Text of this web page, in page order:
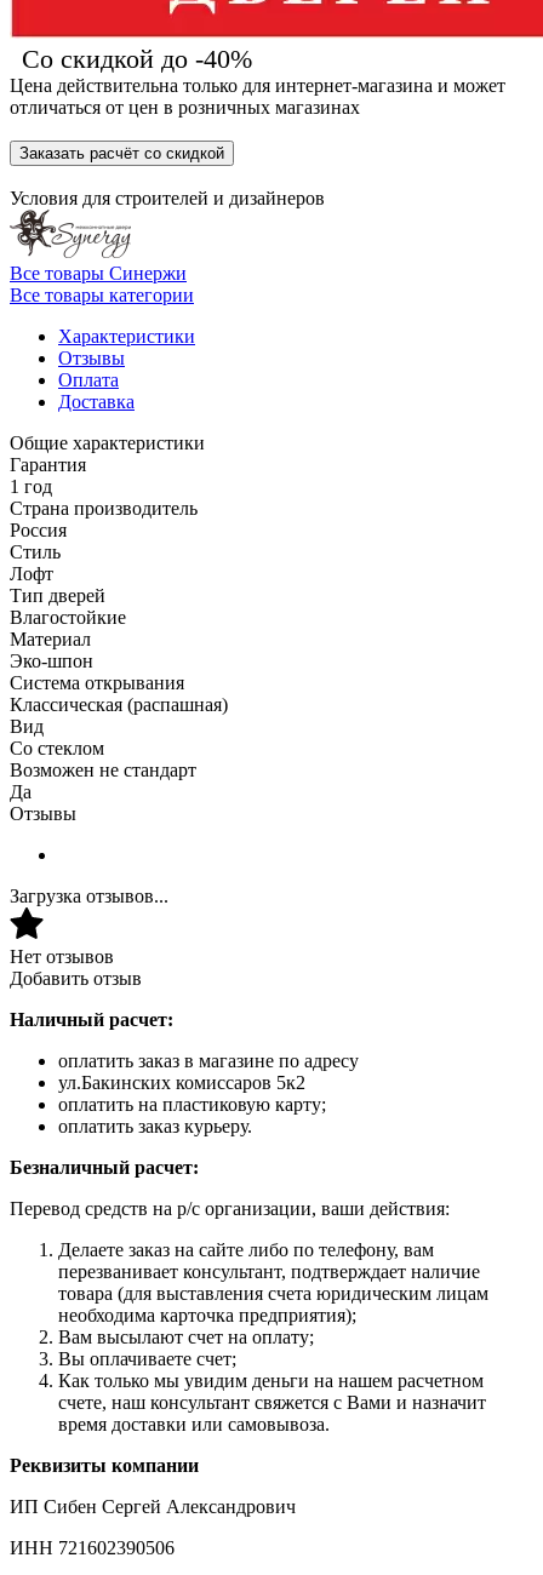
Со скидкой до -40%
Цена действительна только для интернет-магазина и может
отличаться от цен в розничных магазинах
Заказать расчёт со скидкой
Условия для строителей и дизайнеров
Все товары Синержи
Все товары категории
Характеристики
Отзывы
Оплата
Доставка
Общие характеристики
Гарантия
1 год
Страна производитель
Россия
Стиль
Лофт
Тип дверей
Влагостойкие
Материал
Эко-шпон
Система открывания
Классическая (распашная)
Вид
Со стеклом
Возможен не стандарт
Да
Отзывы
Загрузка отзывов...
Нет отзывов
Добавить отзыв
Наличный расчет:
оплатить заказ в магазине по адресу
ул.Бакинских комиссаров 5к2
оплатить на пластиковую карту;
оплатить заказ курьеру.
Безналичный расчет:
Перевод средств на р/с организации, ваши действия:
Делаете заказ на сайте либо по телефону, вам
перезванивает консультант, подтверждает наличие
товара (для выставления счета юридическим лицам
необходима карточка предприятия);
Вам высылают счет на оплату;
Вы оплачиваете счет;
Как только мы увидим деньги на нашем расчетном
счете, наш консультант свяжется с Вами и назначит
время доставки или самовывоза.
Реквизиты компании
ИП Сибен Сергей Александрович
ИНН 721602390506